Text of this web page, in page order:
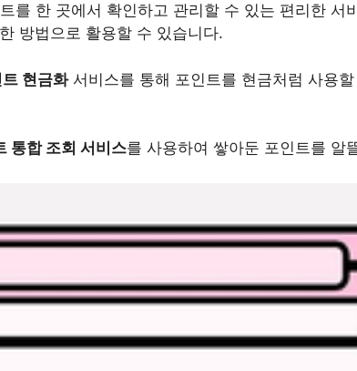
를 한 곳에서 확인하고 관리할 수 있는 편리한 서
방법으로 활용할 수 있습니다.
현금화서비스를 통해 포인트를 현금처럼 사용
통합 조회 서비스를 사용하여 쌓아둔 포인트를 알